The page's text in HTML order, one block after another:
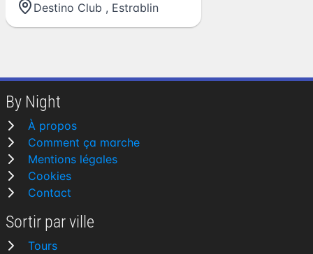
Destino Club , Estrablin
By Night
À propos
Comment ça marche
Mentions légales
Cookies
Contact
Sortir par ville
Tours